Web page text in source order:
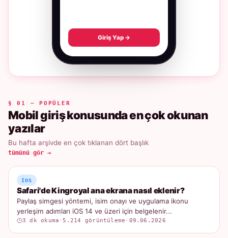
Giriş Yap →
§ 01 — POPÜLER
Mobil giriş konusunda en çok okunan
yazılar
Bu hafta arşivde en çok tıklanan dört başlık
tümünü gör →
IOS
Safari'de Kingroyal ana ekrana nasıl eklenir?
Paylaş simgesi yöntemi, isim onayı ve uygulama ikonu
yerleşim adımları iOS 14 ve üzeri için belgelenir...
3 dk okuma ·5.214 görüntüleme · 09.06.2026